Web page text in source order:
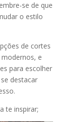
se de que
o estilo
de cortes
e
para escolher
destacar
te inspirar;